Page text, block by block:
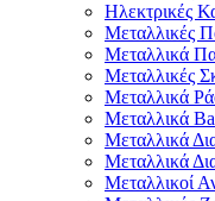
Ηλεκτρικές
Μεταλλικές
Μεταλλικά
Μεταλλικές
Μεταλλικά
Μεταλλικά
Μεταλλικά
Μεταλλικά
Μεταλλικοί